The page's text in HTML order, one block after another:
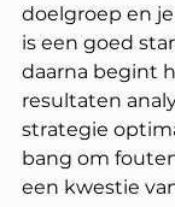
doelgroep en
is een goed
daarna begint
resultaten
strategie
bang om
een kwestie